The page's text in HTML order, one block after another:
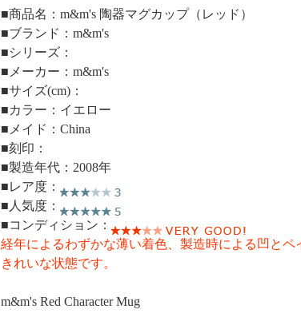
■商品名：m&m's 陶器マグカップ（レッド）
■ブランド：m&m's
■シリーズ：
■メーカー：m&m's
■サイズ(cm)：
■カラー：イエロー
■メイド：China
■刻印：
■製造年代：2008年
■レア度：
■人気度：
■コンディション：
経年によるわずかな薄い着色、製造時による凹と
きれいな状態です。
m&m's Red Character Mug